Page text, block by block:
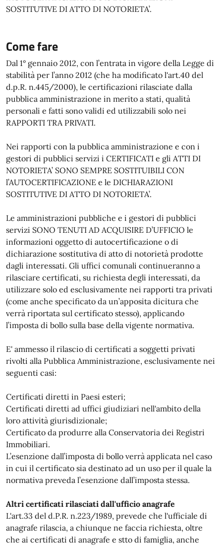
SOSTITUTIVE DI ATTO DI NOTORIETA’.
Come fare
Dal 1° gennaio 2012, con l’entrata in vigore della Legge di
stabilità per l’anno 2012 (che ha modificato l'art.40 del
d.p.R. n.445/2000), le certificazioni rilasciate dalla
pubblica amministrazione in merito a stati, qualità
personali e fatti sono validi ed utilizzabili solo nei
RAPPORTI TRA PRIVATI.
Nei rapporti con la pubblica amministrazione e con i
gestori di pubblici servizi i CERTIFICATI e gli ATTI DI
NOTORIETA’ SONO SEMPRE SOSTITUIBILI CON
l’AUTOCERTIFICAZIONE e le DICHIARAZIONI
SOSTITUTIVE DI ATTO DI NOTORIETA’.
Le amministrazioni pubbliche e i gestori di pubblici
servizi SONO TENUTI AD ACQUISIRE D’UFFICIO le
informazioni oggetto di autocertificazione o di
dichiarazione sostitutiva di atto di notorietà prodotte
dagli interessati. Gli uffici comunali continueranno a
rilasciare certificati, su richiesta degli interessati, da
utilizzare solo ed esclusivamente nei rapporti tra privati
(come anche specificato da un’apposita dicitura che
verrà riportata sul certificato stesso), applicando
l’imposta di bollo sulla base della vigente normativa.
E' ammesso il rilascio di certificati a soggetti privati
rivolti alla Pubblica Amministrazione, esclusivamente nei
seguenti casi:
Certificati diretti in Paesi esteri;
Certificati diretti ad uffici giudiziari nell'ambito della
loro attività giurisdizionale;
Certificato da produrre alla Conservatoria dei Registri
Immobiliari.
L’esenzione dall’imposta di bollo verrà applicata nel caso
in cui il certificato sia destinato ad un uso per il quale la
normativa preveda l’esenzione dall’imposta stessa.
Altri certificati rilasciati dall'ufficio anagrafe
L'art.33 del d.P.R. n.223/1989, prevede che l'ufficiale di
anagrafe rilascia, a chiunque ne faccia richiesta, oltre
che ai certificati di anagrafe e stto di famiglia, anche